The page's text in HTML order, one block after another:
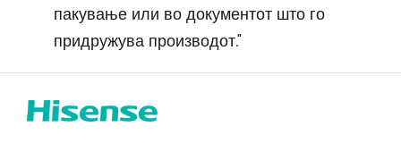
пакување или во документот што го
придружува производот."